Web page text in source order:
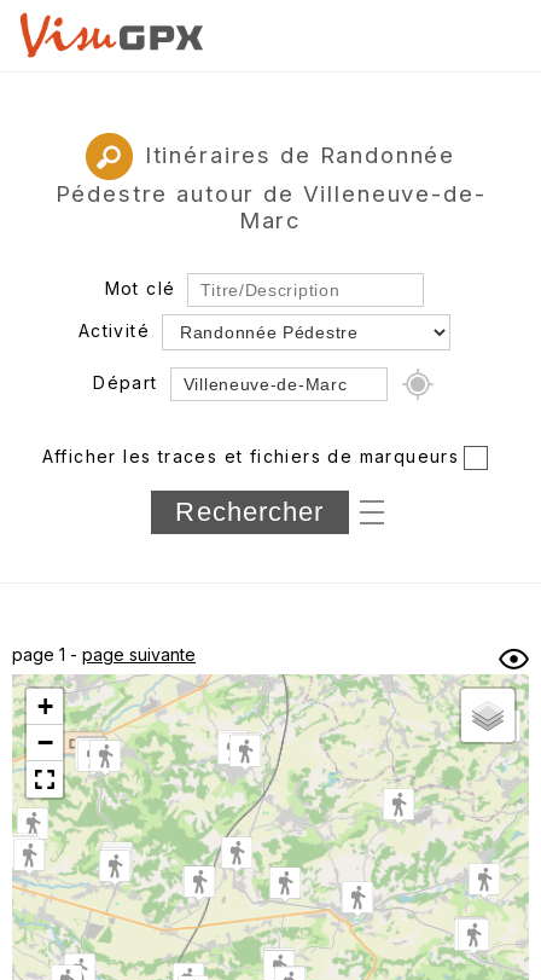
Itinéraires de Randonnée
Pédestre autour de Villeneuve-de-
Marc
Mot clé
Activité
Départ
Département
Longueur min/max
sous-dossiers
Trier par
Horodatage Photos
Afficher les traces et fichiers de marqueurs
page 1 - page suivante
+
−